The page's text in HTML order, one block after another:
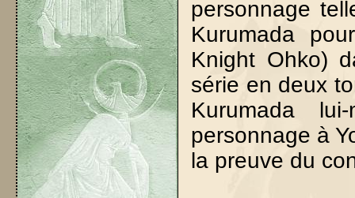
personnage
Kurumada
Knight Ohko)
série en deux
Kurumada
personnage à
la preuve du